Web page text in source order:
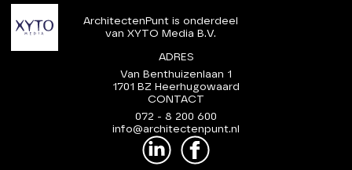
ArchitectenPunt is onderdeel
van XYTO Media B.V.
ADRES
Van Benthuizenlaan 1
1701 BZ Heerhugowaard
CONTACT
072 - 8 200 600
info@architectenpunt.nl